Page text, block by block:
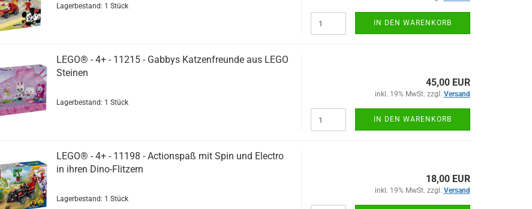
Lagerbestand: 1 Stück
IN DEN WARENKORB
LEGO® - 4+ - 11215 - Gabbys Katzenfreunde aus LEGO
Steinen
Lagerbestand: 1 Stück
45,00 EUR
inkl. 19% MwSt. zzgl. Versand
IN DEN WARENKORB
LEGO® - 4+ - 11198 - Actionspaß mit Spin und Electro
in ihren Dino-Flitzern
Lagerbestand: 1 Stück
18,00 EUR
inkl. 19% MwSt. zzgl. Versand